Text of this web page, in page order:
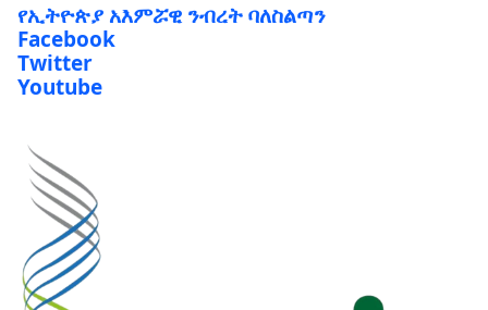
የኢትዮጵያ አእምሯዊ ንብረት ባለስልጣን
Facebook
Twitter
Youtube